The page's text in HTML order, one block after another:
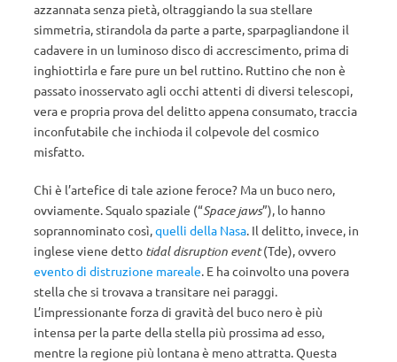
azzannata senza pietà, oltraggiando la sua stellare
simmetria, stirandola da parte a parte, sparpagliandone il
cadavere in un luminoso disco di accrescimento, prima di
inghiottirla e fare pure un bel ruttino. Ruttino che non è
passato inosservato agli occhi attenti di diversi telescopi,
vera e propria prova del delitto appena consumato, traccia
inconfutabile che inchioda il colpevole del cosmico
misfatto.
Chi è l’artefice di tale azione feroce? Ma un buco nero,
ovviamente. Squalo spaziale (“Space jaws”), lo hanno
soprannominato così,quelli della Nasa. Il delitto, invece, in
inglese viene detto tidal disruption event(Tde), ovvero
evento di distruzione mareale. E ha coinvolto una povera
stella che si trovava a transitare nei paraggi.
L’impressionante forza di gravità del buco nero è più
intensa per la parte della stella più prossima ad esso,
mentre la regione più lontana è meno attratta. Questa